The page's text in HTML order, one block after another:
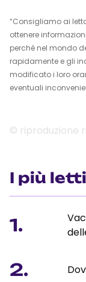
“Consigliamo ai
ottenere
perché nel mondo
rapidamente e gli
modificato i loro
eventuali
© riproduzione
I più
1.
2.